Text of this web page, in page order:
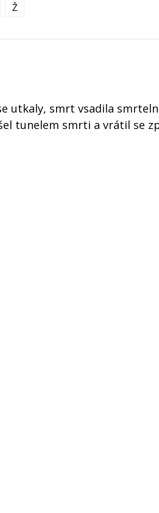
Ž
utkaly, smrt vsadila
tunelem smrti a vrátil se